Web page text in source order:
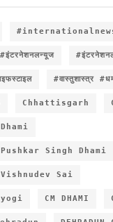
#इंटरनेशनलन्यूज
#वास्तुशास्त्र
Chhattisgarh
Singh Dhami
Sai
CM DHAMI